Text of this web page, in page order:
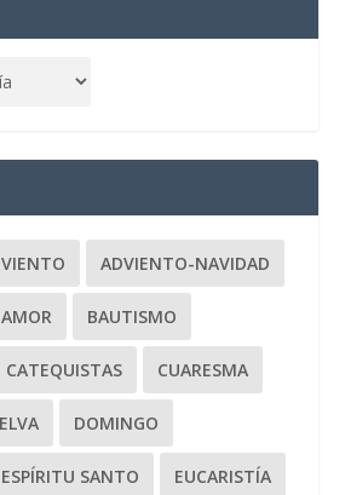
ADVIENTO-NAVIDAD
AMOR BAUTISMO
CATEQUISTAS CUARESMA
DOMINGO
ESPÍRITU SANTO EUCARISTÍA